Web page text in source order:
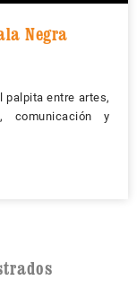
Negra
palpita entre artes,
comunicación y